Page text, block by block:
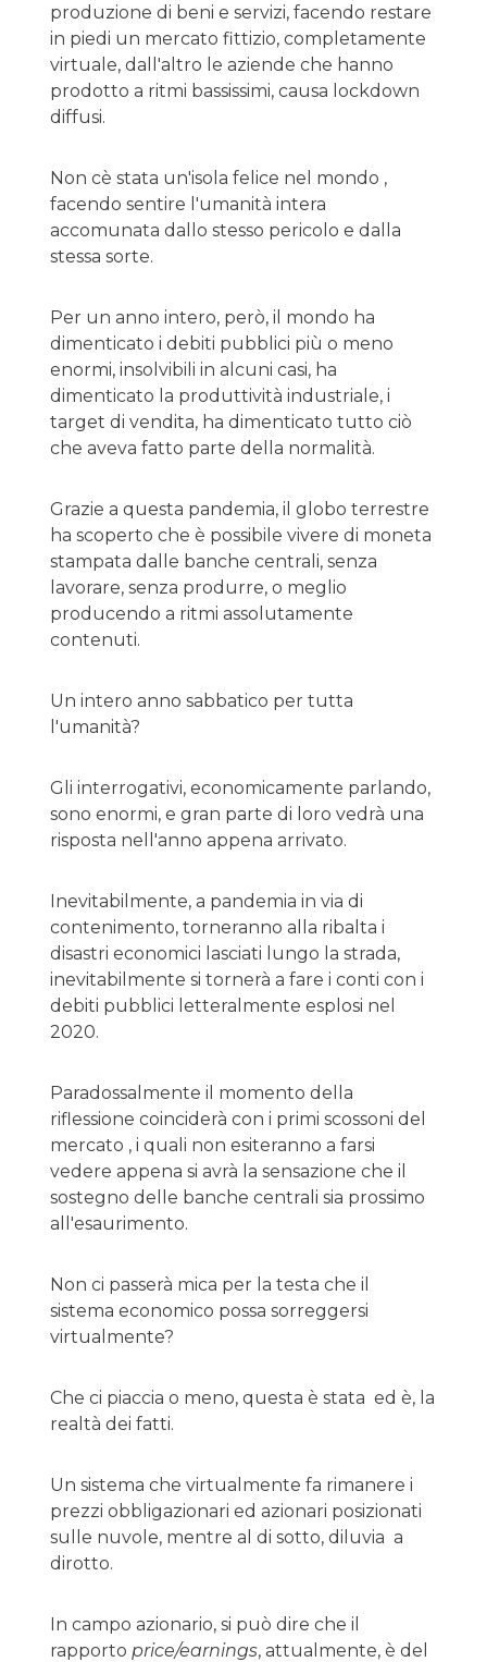
produzione di beni e servizi, facendo restare
in piedi un mercato fittizio, completamente
virtuale, dall'altro le aziende che hanno
prodotto a ritmi bassissimi, causa lockdown
diffusi.
Non cè stata un'isola felice nel mondo ,
facendo sentire l'umanità intera
accomunata dallo stesso pericolo e dalla
stessa sorte.
Per un anno intero, però, il mondo ha
dimenticato i debiti pubblici più o meno
enormi, insolvibili in alcuni casi, ha
dimenticato la produttività industriale, i
target di vendita, ha dimenticato tutto ciò
che aveva fatto parte della normalità.
Grazie a questa pandemia, il globo terrestre
ha scoperto che è possibile vivere di moneta
stampata dalle banche centrali, senza
lavorare, senza produrre, o meglio
producendo a ritmi assolutamente
contenuti.
Un intero anno sabbatico per tutta
l'umanità?
Gli interrogativi, economicamente parlando,
sono enormi, e gran parte di loro vedrà una
risposta nell'anno appena arrivato.
Inevitabilmente, a pandemia in via di
contenimento, torneranno alla ribalta i
disastri economici lasciati lungo la strada,
inevitabilmente si tornerà a fare i conti con i
debiti pubblici letteralmente esplosi nel
2020.
Paradossalmente il momento della
riflessione coinciderà con i primi scossoni del
mercato , i quali non esiteranno a farsi
vedere appena si avrà la sensazione che il
sostegno delle banche centrali sia prossimo
all'esaurimento.
Non ci passerà mica per la testa che il
sistema economico possa sorreggersi
virtualmente?
Che ci piaccia o meno, questa è stata ed è, la
realtà dei fatti.
Un sistema che virtualmente fa rimanere i
prezzi obbligazionari ed azionari posizionati
sulle nuvole, mentre al di sotto, diluvia a
dirotto.
In campo azionario, si può dire che il
rapporto price/earnings, attualmente, è del